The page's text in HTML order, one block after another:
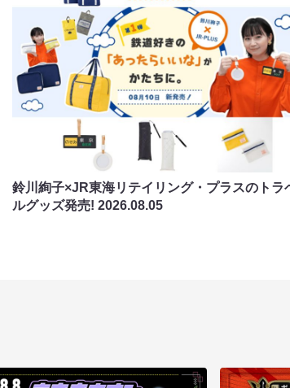
鈴川絢子×JR東海リテイリング・プラスのトラ
ルグッズ発売!2026.08.05